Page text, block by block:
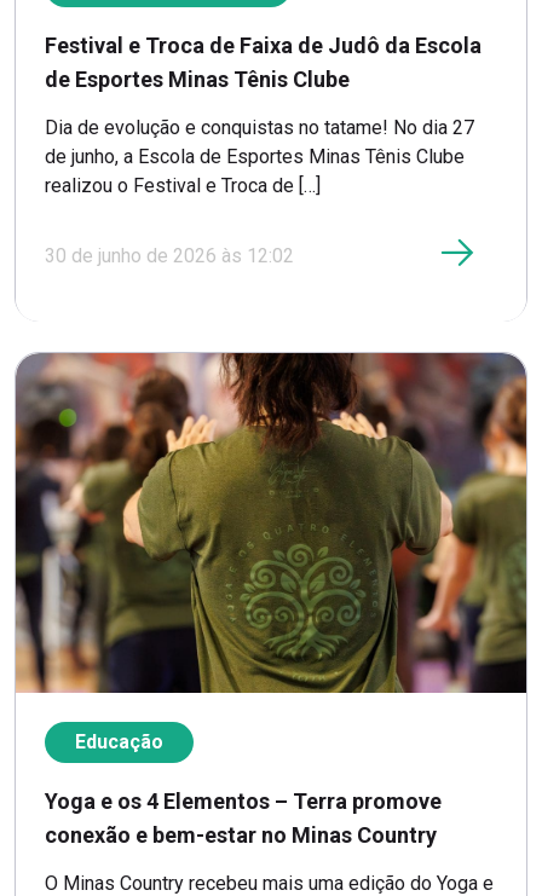
Festival e Troca de Faixa de Judô da Escola
de Esportes Minas Tênis Clube
Dia de evolução e conquistas no tatame! No dia 27
de junho, a Escola de Esportes Minas Tênis Clube
realizou o Festival e Troca de […]
30 de junho de 2026 às 12:02
Educação
Yoga e os 4 Elementos – Terra promove
conexão e bem-estar no Minas Country
O Minas Country recebeu mais uma edição do Yoga e